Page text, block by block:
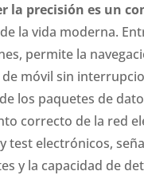
la precisión es un
de la vida moderna.
permite la
de móvil sin
los paquetes de
correcto de la red
test electrónicos,
y la capacidad de